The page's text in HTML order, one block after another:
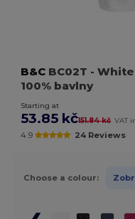
B&C BC02T - White
100% bavlny
Starting at
53.85 kč151.84 kč VAT
4.9 24 Reviews
Choose a colour: